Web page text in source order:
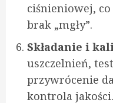
ciśnieniowej,
brak „mgły”.
Składanie i
uszczelnień,
przywrócenie
kontrola jakości.